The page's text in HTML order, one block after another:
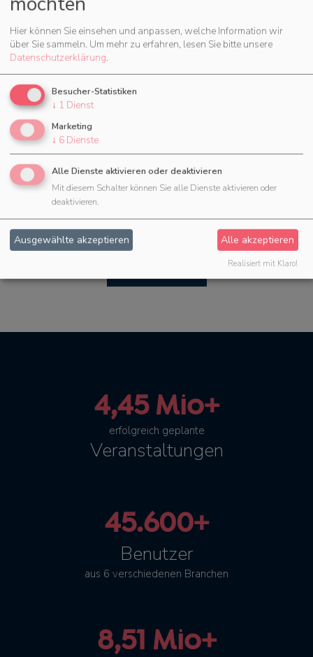
Mehr zu Zeiterfassung
4,45 Mio+
erfolgreich geplante
Veranstaltungen
45.600+
Benutzer
aus 6 verschiedenen Branchen
8,51 Mio+
Hier können Sie einsehen und anpassen, welche Information wir
über Sie sammeln. Um mehr zu erfahren, lesen Sie bitte unsere
Datenschutzerklärung.
Besucher-Statistiken
↓ 1 Dienst
Marketing
↓ 6 Dienste
Alle Dienste aktivieren oder deaktivieren
Mit diesem Schalter können Sie alle Dienste aktivieren oder
deaktivieren.
Ausgewählte akzeptieren Alle akzeptieren
Realisiert mit Klaro!